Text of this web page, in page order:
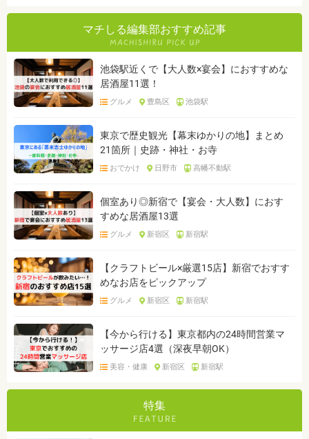
マチしる編集部おすすめ記事
池袋駅近くで【大人数×宴会】におすすめな
居酒屋11選！
グルメ 豊島区 池袋駅
東京で歴史観光【幕末ゆかりの地】まとめ
21箇所｜史跡・神社・お寺
おでかけ 日野市 高幡不動駅
個室あり◎新宿で【宴会・大人数】におす
すめな居酒屋13選
グルメ 新宿区 新宿駅
【クラフトビール×厳選15店】新宿でおすす
めなお店をピックアップ
グルメ 新宿区 新宿駅
【今から行ける】東京都内の24時間営業マ
ッサージ店4選（深夜早朝OK）
美容・健康 新宿区 新宿駅
特集